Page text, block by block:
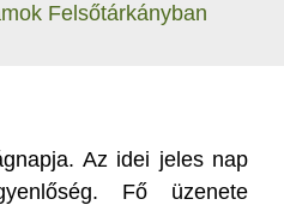
Felsőtárkányban
Az idei jeles nap
Fő üzenete